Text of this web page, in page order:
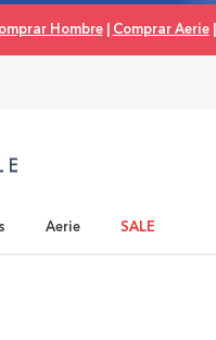
Hombre| Comprar Aerie|
Aerie SALE